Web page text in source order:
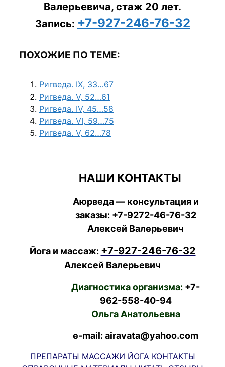
Валерьевича, стаж 20 лет.
Запись: +7-927-246-76-32
ПОХОЖИЕ ПО ТЕМЕ:
Ригведа. IX, 33…67
Ригведа. V, 52…61
Ригведа. IV, 45…58
Ригведа. VI, 59…75
Ригведа. V, 62…78
НАШИ КОНТАКТЫ
Аюрведа — консультация и
заказы: +7-9272-46-76-32
Алексей Валерьевич
Йога и массаж: +7-927-246-76-32
Алексей Валерьевич
Диагностика организма: +7-
962-558-40-94
Ольга Анатольевна
e-mail: airavata@yahoo.com
ПРЕПАРАТЫ МАССАЖИ ЙОГА КОНТАКТЫ